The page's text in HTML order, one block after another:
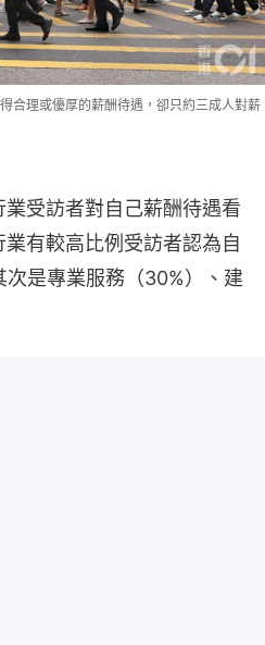
合理或優厚的薪酬待遇，卻只約三成人對薪
受訪者對自己薪酬待遇看
有較高比例受訪者認為自
是專業服務（30%）、建